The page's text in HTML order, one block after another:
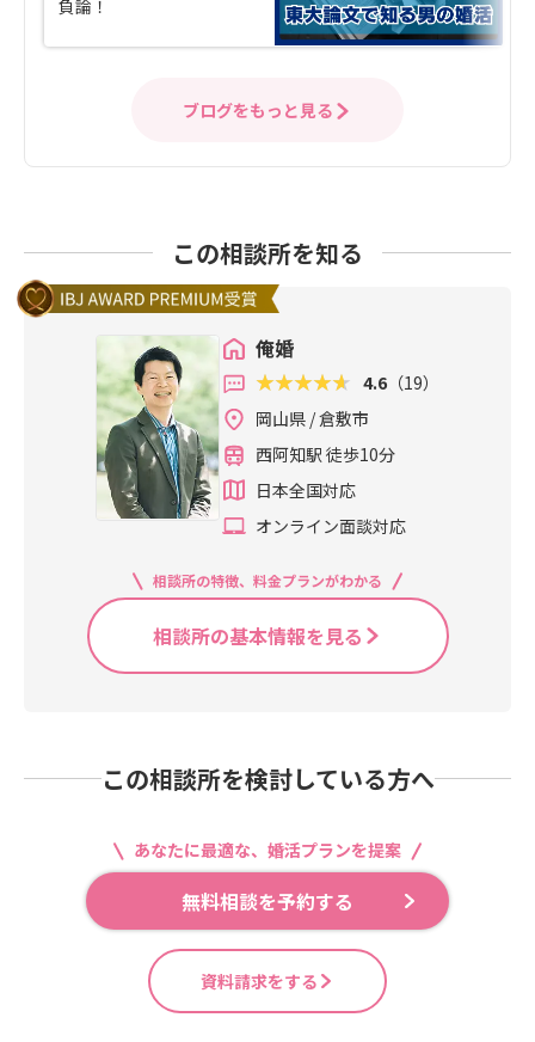
負論！
ブログをもっと見る
この相談所を知る
俺婚
4.6 （19）
岡山県 / 倉敷市
西阿知駅 徒歩10分
日本全国対応
オンライン面談対応
相談所の特徴、料金プランがわかる
相談所の基本情報を見る
この相談所を検討している方へ
あなたに最適な、婚活プランを提案
無料相談を予約する
資料請求をする